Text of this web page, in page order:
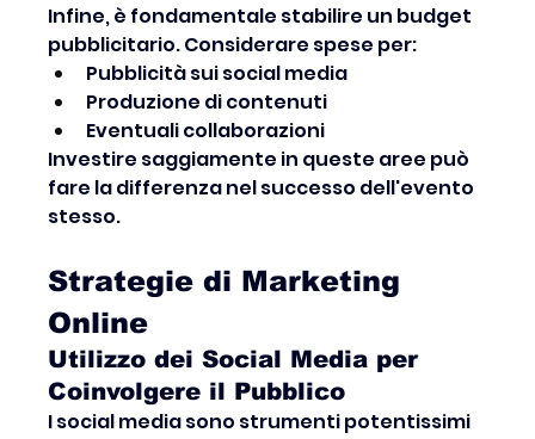
Infine, è fondamentale stabilire un budget
pubblicitario. Considerare spese per:
Pubblicità sui social media
Produzione di contenuti
Eventuali collaborazioni
Investire saggiamente in queste aree può
fare la differenza nel successo dell'evento
stesso.
Strategie di Marketing
Online
Utilizzo dei Social Media per
Coinvolgere il Pubblico
I social media sono strumenti potentissimi